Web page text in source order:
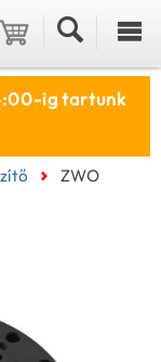
ig tartunk
ZWO